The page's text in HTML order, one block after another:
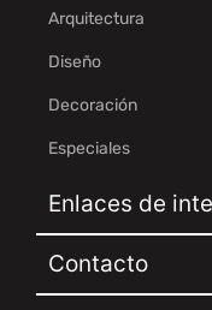
Arquitectura
Diseño
Decoración
Especiales
Enlaces de
Contacto